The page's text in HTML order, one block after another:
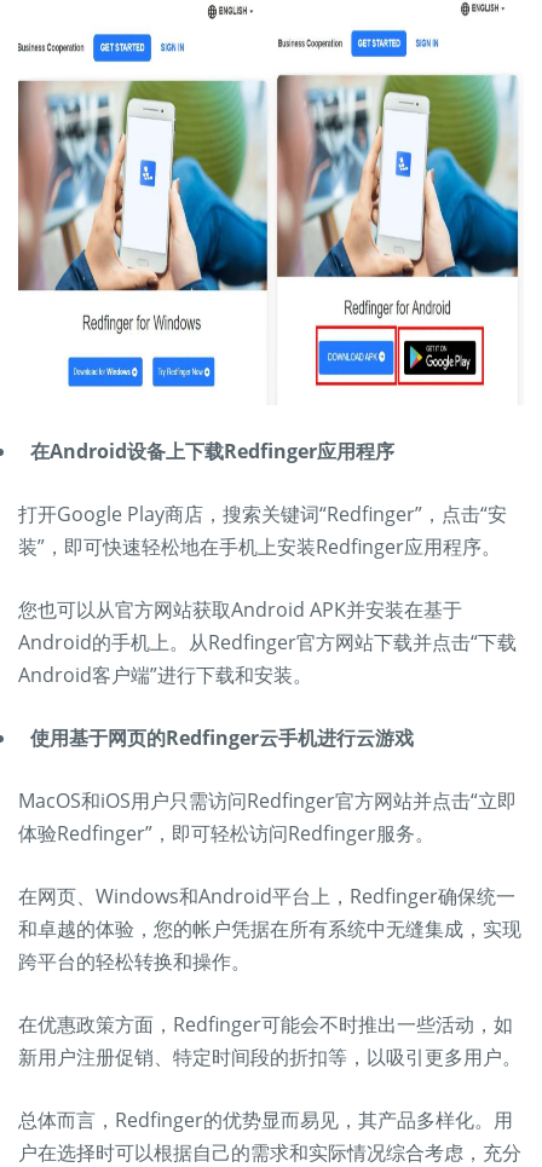
在Android设备上下载Redfinger应用程序
打开Google Play商店，搜索关键词“Redfinger”，点击“安
装”，即可快速轻松地在手机上安装Redfinger应用程序。
您也可以从官方网站获取Android APK并安装在基于
Android的手机上。从Redfinger官方网站下载并点击“下载
Android客户端”进行下载和安装。
使用基于网页的Redfinger云手机进行云游戏
MacOS和iOS用户只需访问Redfinger官方网站并点击“立即
体验Redfinger”，即可轻松访问Redfinger服务。
在网页、Windows和Android平台上，Redfinger确保统一
和卓越的体验，您的帐户凭据在所有系统中无缝集成，实现
跨平台的轻松转换和操作。
在优惠政策方面，Redfinger可能会不时推出一些活动，如
新用户注册促销、特定时间段的折扣等，以吸引更多用户。
总体而言，Redfinger的优势显而易见，其产品多样化。用
户在选择时可以根据自己的需求和实际情况综合考虑，充分